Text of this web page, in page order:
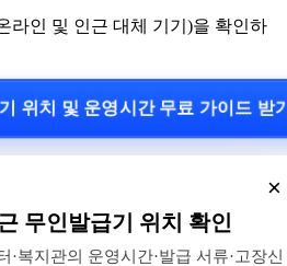
라인 및 인근 대체 기기)을 확인하
위치 및 운영시간 무료 가이드 받
×
무인발급기 위치 확인
·복지관의 운영시간·발급 서류·고장신